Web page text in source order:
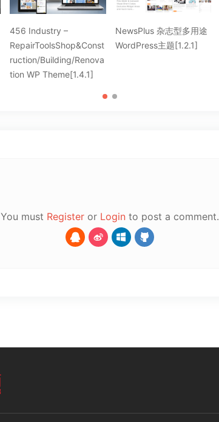
456 Industry –
RepairToolsShop&Const
ruction/Building/Renova
tion WP Theme[1.4.1]
NewsPlus 杂志型多用途
WordPress主题[1.2.1]
You must Register or Login to post a comment.